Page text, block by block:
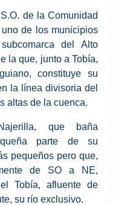
de la Comunidad
de los municipios
del Alto
la que, junto a Tobía,
constituye su
la línea divisoria del
altas de la cuenca.
que baña
parte de su
pequeños pero que,
de SO a NE,
Tobía, afluente de
su río exclusivo.